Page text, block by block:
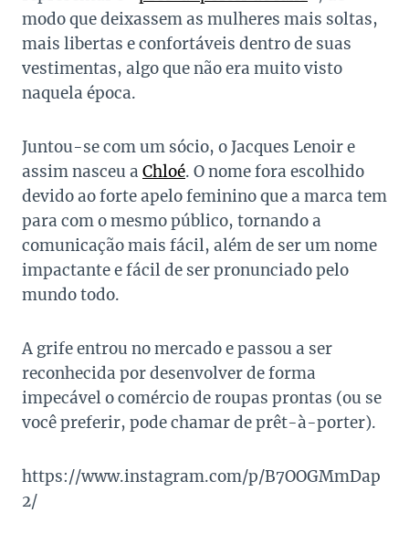
modo que deixassem as mulheres mais soltas,
mais libertas e confortáveis dentro de suas
vestimentas, algo que não era muito visto
naquela época.
Juntou-se com um sócio, o Jacques Lenoir e
assim nasceu a Chloé. O nome fora escolhido
devido ao forte apelo feminino que a marca tem
para com o mesmo público, tornando a
comunicação mais fácil, além de ser um nome
impactante e fácil de ser pronunciado pelo
mundo todo.
A grife entrou no mercado e passou a ser
reconhecida por desenvolver de forma
impecável o comércio de roupas prontas (ou se
você preferir, pode chamar de prêt-à-porter).
https://www.instagram.com/p/B7OOGMmDap
2/